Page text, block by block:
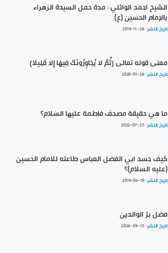
الشيخ احمد الوائلي : مدة حمل السيدة الزهراء
بالإمام الحسين (ع)
تاريخ النشر :2019-11-28
معنى قوله تعالى {ثُمَّ لا يُجَاوِرُونَكَ فِيهَا إِلا قَلِيلا}
تاريخ النشر :2020-01-28
ما هي حقيقة مصحف فاطمة عليها السلام؟
تاريخ النشر :2022-07-25
كيف جسد ابي الفضل العباس طاعته للامام الحسين
(عليه السلام)؟
تاريخ النشر :2019-06-10
فضل برّ الوالدين
تاريخ النشر :2024-09-15